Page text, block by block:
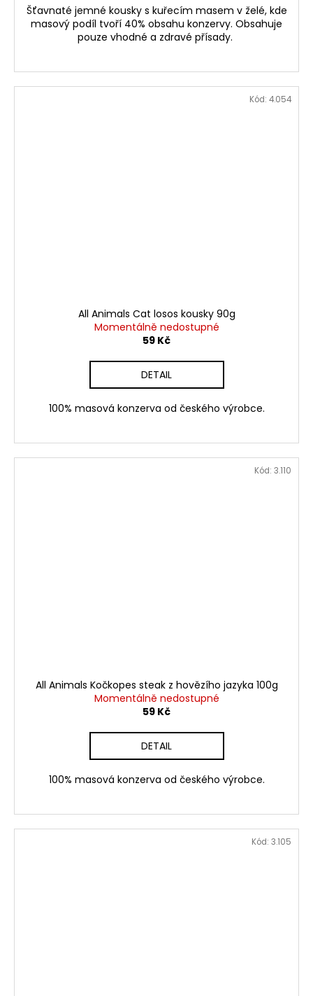
Šťavnaté jemné kousky s kuřecím masem v želé, kde
masový podíl tvoří 40% obsahu konzervy. Obsahuje
pouze vhodné a zdravé přísady.
All Animals Cat losos kousky 90g
Momentálně nedostupné
59 Kč
DETAIL
100% masová konzerva od českého výrobce.
Kód: 4.054
All Animals Kočkopes steak z hovězího jazyka 100g
Momentálně nedostupné
59 Kč
DETAIL
100% masová konzerva od českého výrobce.
Kód: 3.110
Kód: 3.105